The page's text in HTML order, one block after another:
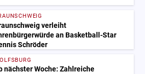
verleiht
an Basketball-Star
Schröder
nächster Woche: Zahlreiche